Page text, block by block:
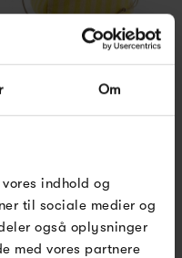
Om
indhold og
til sociale medier og
også oplysninger
med vores partnere